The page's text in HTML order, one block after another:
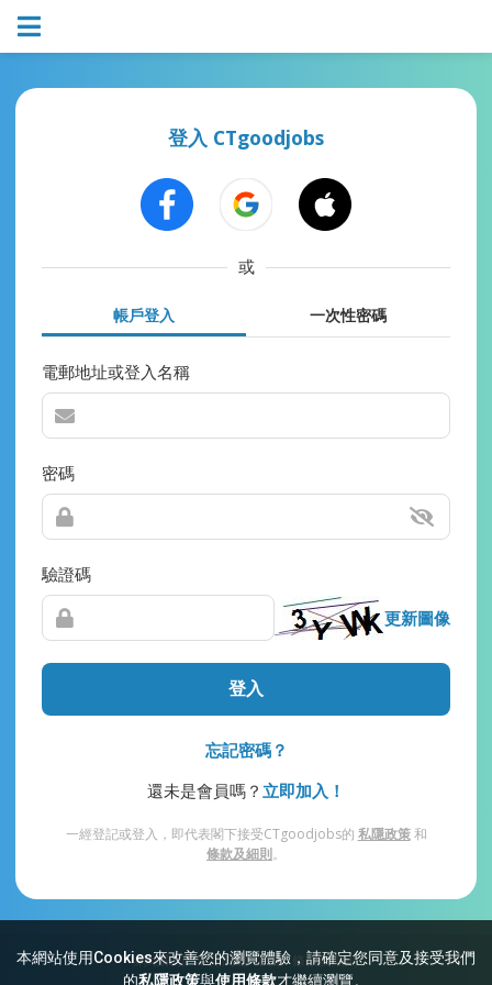
本網站使用Cookies來改善您的瀏覽體驗，請確定您同意及接受我們
的私隱政策與使用條款才繼續瀏覽。
登入 CTgoodjobs
或
帳戶登入 一次性密碼
電郵地址或登入名稱
密碼
驗證碼
更新圖像
登入
忘記密碼？
還未是會員嗎？ 立即加入！
一經登記或登入，即代表閣下接受CTgoodjobs的 私隱政策和
條款及細則。
網站索引 常見問題 私隱 條款及細則